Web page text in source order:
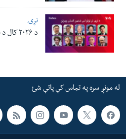
نړۍ
د ۲۰۲۶ کال د نړۍ لس شتمن کسان
له مونږ سره په تماس کې پاتې شئ